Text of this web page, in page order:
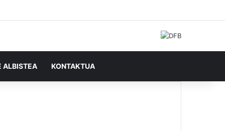
ALBISTEA KONTAKTUA